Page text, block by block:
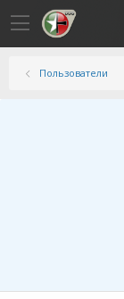
Пользователи